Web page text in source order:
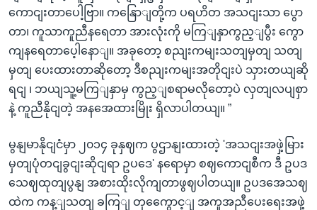
ကောငျးတာပေါ့ဗြာ။ ကနြောျတို့က ပရဟိတ အသငျးသာ ပွော
တာ၊ ကူသာကူညီနရေတာ အားလုံးကို မကြျနှာကွည့ျပွီး ကွော
ကျနရေတာပေ့ါနောျ။ အခုတော့ စညျးကမျးသတျမှတျ သတျ
မှတျ ပေးထားတာဆိုတော့ ဒီစညျးကမျးအတိုငျးပဲ သှားတယျဆို
ရငျ ၊ ဘယျသူ့မကြျနှာမှ ကွည့ျစရာမလိုတော့ပဲ လှတျလပျစှာ
နဲ့ ကူညီနိုငျတဲ့ အနအေထားမြိုး ရှိလာပါတယျ။ ”
မွနျမာနိုငျငံမှာ ၂၀၁၄ ခုနှဈက ပွဌာနျးထားတဲ့ 'အသငျးအဖှဲ့မြား
မှတျပုံတငျခွငျးဆိုငျရာ ဥပဒေ' နရောမှာ စဈကောငျစီက ဒီ ဥပဒ
သေဈထုတျပွနျ အစားထိုးလိုကျတာဖွဈပါတယျ။ ဥပဒအေသဈ
ထဲက ကန့ျသတျ ခကြျ တှကွေောင့ျ အကူအညီပေးရေးအဖှဲ့